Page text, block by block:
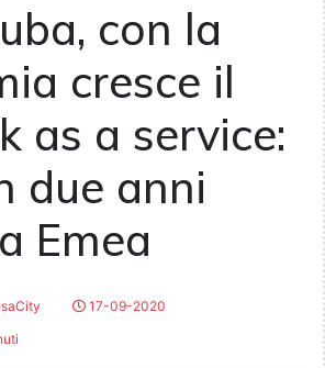
con la
cresce il
as a service:
due anni
Emea
17-09-2020